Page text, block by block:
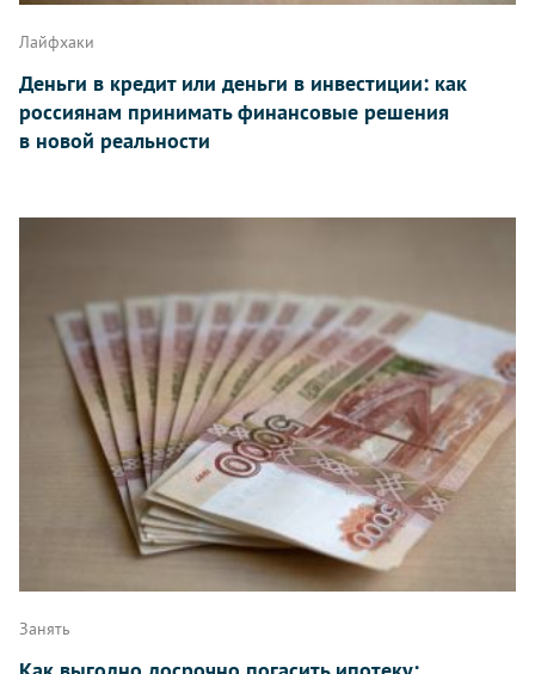
Лайфхаки
Деньги в кредит или деньги в инвестиции: как
россиянам принимать финансовые решения
в новой реальности
Занять